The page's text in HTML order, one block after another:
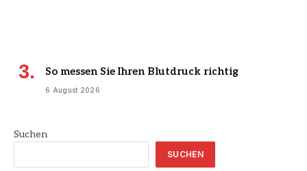
So messen Sie Ihren Blutdruck richtig
6 August 2026
Suchen
SUCHEN